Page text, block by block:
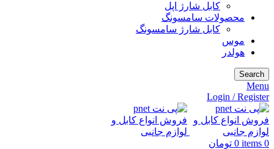
کابل شارژ اپل
محصولات سامسونگ
کابل شارژ سامسونگ
موس
هولدر
Search
Menu
Login / Register
0
items
0 تومان